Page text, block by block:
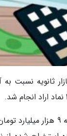
حجم معاملات عمده اوراق بدهی